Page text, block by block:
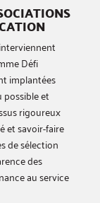
Défi
implantées
possible et
rigoureux
et savoir-faire
de sélection
des
au service